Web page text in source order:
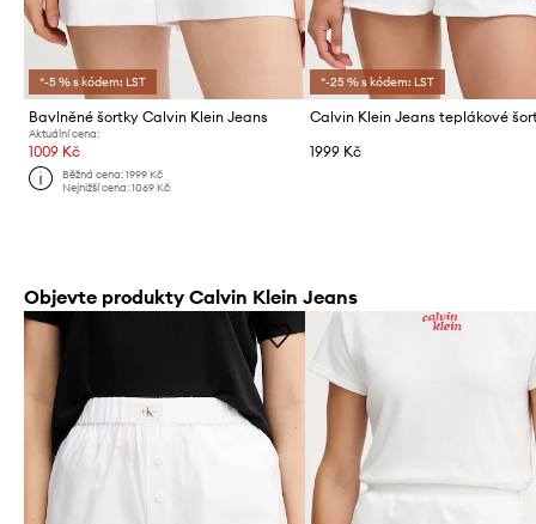
*-5 % s kódem: LST
Bavlněné šortky Calvin Klein Jeans
Aktuální cena:
1009 Kč
Běžná cena:1999 Kč
Nejnižší cena:1069 Kč
*-25 % s kódem: LST
1999 Kč
Objevte produkty Calvin Klein Jeans